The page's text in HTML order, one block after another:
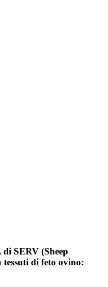
SERV (Sheep
tessuti di feto ovino: